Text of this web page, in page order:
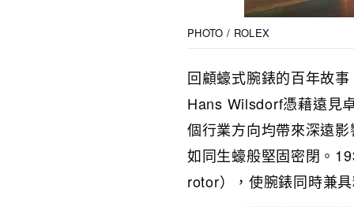
PHOTO / ROLEX
回顧蠔式腕錶的百年故
Hans Wilsdorf憑藉遠見
個行業方向均帶來深遠
如同生蠔般堅固密閉。
rotor），使腕錶同時兼